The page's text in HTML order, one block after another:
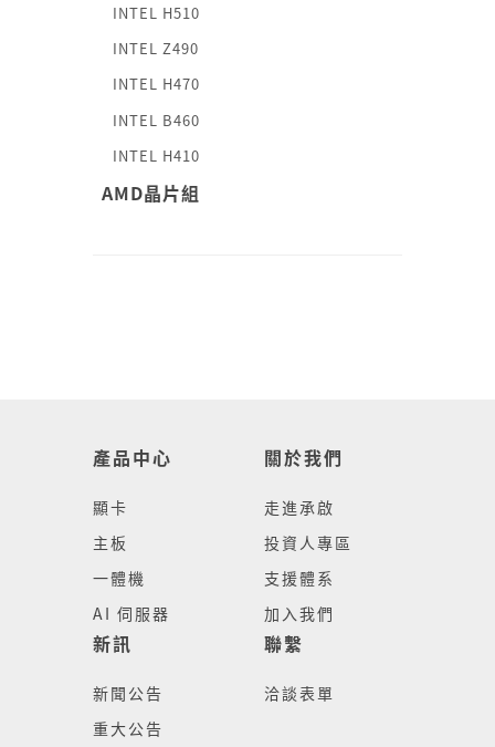
INTEL H510
INTEL Z490
INTEL H470
INTEL B460
INTEL H410
AMD晶片組
產品中心
顯卡
主板
一體機
AI 伺服器
關於我們
走進承啟
投資人專區
支援體系
加入我們
新訊
新聞公告
重大公告
聯繫
洽談表單